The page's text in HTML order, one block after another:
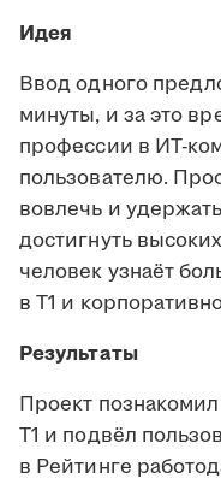
Идея
Ввод одного
минуты, и за это
профессии в ИТ-
пользователю.
вовлечь и
достигнуть
человек узнаёт
в Т1 и
Результаты
Проект
Т1 и подвёл
в Рейтинге